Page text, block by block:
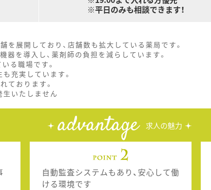
※平日のみも相談できます！
を展開しており、店舗数も拡大している薬局です。
器を導入し、薬剤師の負担を減らしています。
る職場です。
充実しています。
ております。
生いたしません
advantage 求人の魅力
自動監査システムもあり、安心して働
ける環境です